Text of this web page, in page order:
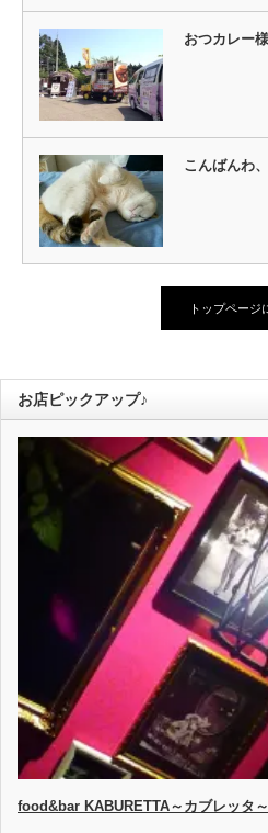
おつカレー
こんばんわ
トップページ
お店ピックアップ♪
food&bar KABURETTA～カブレッタ～